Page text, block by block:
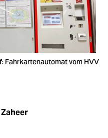
Fahrkartenautomat vom HVV